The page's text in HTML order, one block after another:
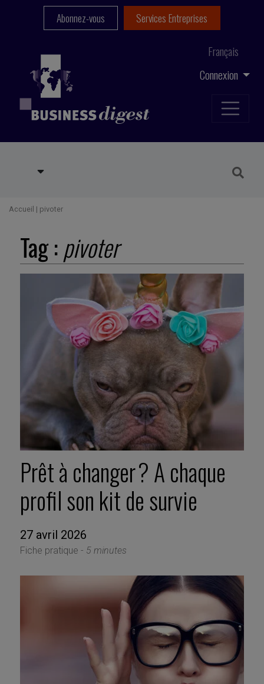
Connexion
Français
Abonnez-vous Services Entreprises
Accueil | pivoter
Tag :pivoter
Prêt à changer ? A chaque
profil son kit de survie
27 avril 2026
Fiche pratique - 5 minutes